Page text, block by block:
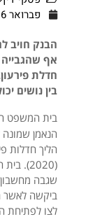
פברואר 16, 2021
הבנק חויב
אף
חדלת
בין נושים
בית המשפט
הנאמן שמונה
הליך חדלות
(2020).
שגבה
ביקשה לאשר
לצו לפתיחת